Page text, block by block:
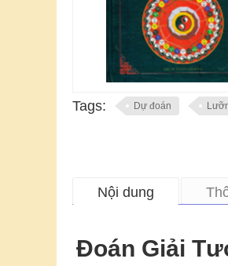
Tags: Dự đoán
Nội dung
Đoán Giải